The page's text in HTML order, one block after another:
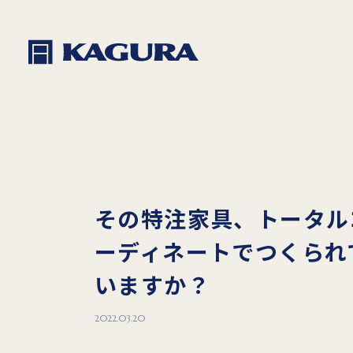
その特注家具、トータ
ーディネートでつくら
いますか？
2022.03.20